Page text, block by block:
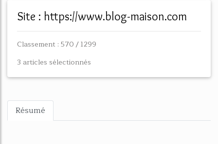
Site : https://www.blog-maison.com
Classement : 570 / 1299
3 articles sélectionnés
Résumé